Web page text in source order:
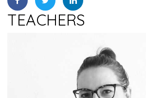
TEACHERS